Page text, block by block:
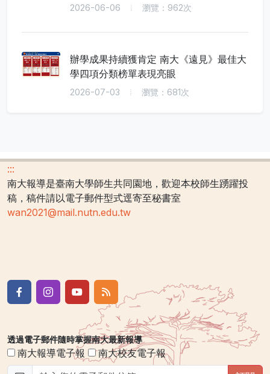
2026-06-06 瀏覽：962次
辦學成果持續獲肯定 南大《遠見》最佳大
學四項分類榜單表現亮眼
2026-07-03 瀏覽：681次
:::
南大報導是臺南大學師生共同園地，歡迎本校師生踴躍投
稿，稿件請以電子郵件型式逕寄至秘書室
wan2021@mail.nutn.edu.tw
透過電子郵件隨時掌握南大最新報導
南大報導電子報
南大校友電子報